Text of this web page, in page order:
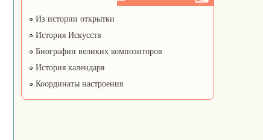
Из истории открытки
История Искусств
Биографии великих композиторов
История календаря
Координаты настроения